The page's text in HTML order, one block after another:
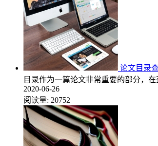
论文目录
目录作为一篇论文非常重要的部分，
2020-06-26
阅读量: 20752